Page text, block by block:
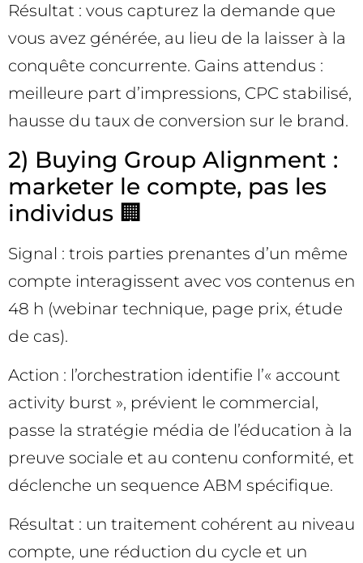
Résultat : vous capturez la demande que
vous avez générée, au lieu de la laisser à la
conquête concurrente. Gains attendus :
meilleure part d’impressions, CPC stabilisé,
hausse du taux de conversion sur le brand.
2) Buying Group Alignment :
marketer le compte, pas les
individus 🏢
Signal : trois parties prenantes d’un même
compte interagissent avec vos contenus en
48 h (webinar technique, page prix, étude
de cas).
Action : l’orchestration identifie l’« account
activity burst », prévient le commercial,
passe la stratégie média de l’éducation à la
preuve sociale et au contenu conformité, et
déclenche un sequence ABM spécifique.
Résultat : un traitement cohérent au niveau
compte, une réduction du cycle et un